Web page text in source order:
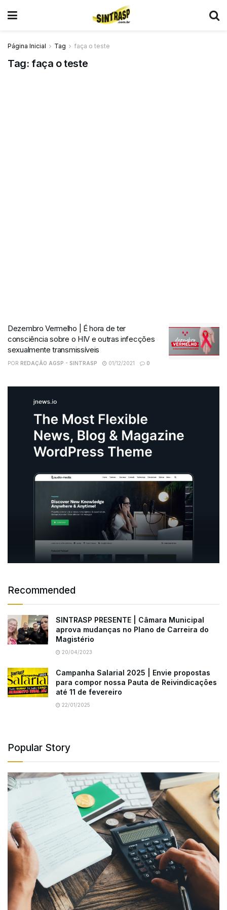
Página Inicial Tag faça o teste
Tag: faça o teste
Dezembro Vermelho | É hora de ter
consciência sobre o HIV e outras infecções
sexualmente transmissíveis
POR REDAÇÃO AGSP - SINTRASP 01/12/2021 0
Recommended
SINTRASP PRESENTE | Câmara Municipal
aprova mudanças no Plano de Carreira do
Magistério
20/04/2023
Campanha Salarial 2025 | Envie propostas
para compor nossa Pauta de Reivindicações
até 11 de fevereiro
22/01/2025
Popular Story